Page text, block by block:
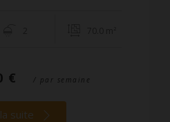
€ / par semaine
suite